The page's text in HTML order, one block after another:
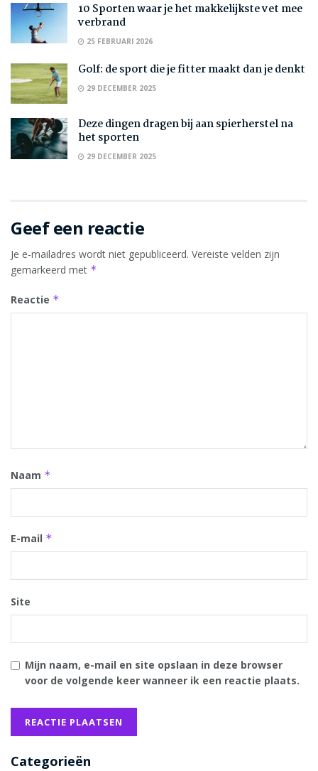
10 Sporten waar je het makkelijkste vet mee
verbrand
25 FEBRUARI 2026
Golf: de sport die je fitter maakt dan je denkt
29 DECEMBER 2025
Deze dingen dragen bij aan spierherstel na
het sporten
29 DECEMBER 2025
Geef een reactie
Je e-mailadres wordt niet gepubliceerd. Vereiste velden zijn
gemarkeerd met *
Reactie *
Naam *
E-mail *
Site
Mijn naam, e-mail en site opslaan in deze browser
voor de volgende keer wanneer ik een reactie plaats.
Categorieën